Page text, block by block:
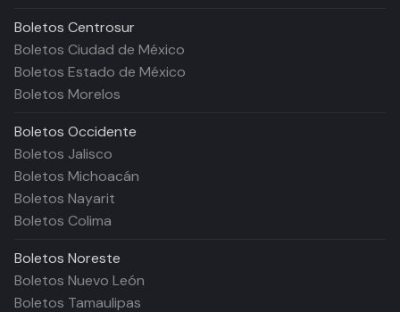
Boletos Centrosur
Boletos Ciudad de México
Boletos Estado de México
Boletos Morelos
Boletos Occidente
Boletos Jalisco
Boletos Michoacán
Boletos Nayarit
Boletos Colima
Boletos Noreste
Boletos Nuevo León
Boletos Tamaulipas